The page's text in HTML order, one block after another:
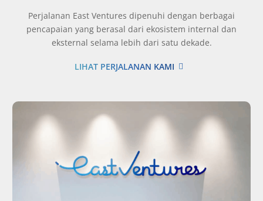
Perjalanan East Ventures dipenuhi dengan berbagai
pencapaian yang berasal dari ekosistem internal dan
eksternal selama lebih dari satu dekade.
LIHAT PERJALANAN KAMI